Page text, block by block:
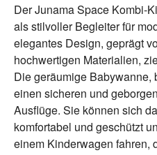
Der Junama Space Kombi-
als stilvoller Begleiter für
elegantes Design, geprägt
hochwertigen Materialien,
Die geräumige Babywanne,
einen sicheren und
Ausflüge. Sie können sich
komfortabel und geschützt
einem Kinderwagen fahren,